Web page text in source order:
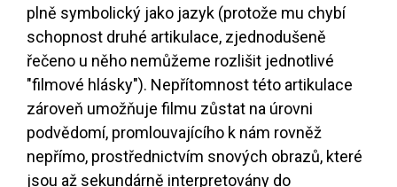
plně symbolický jako jazyk (protože mu chybí
schopnost druhé artikulace, zjednodušeně
řečeno u něho nemůžeme rozlišit jednotlivé
"filmové hlásky"). Nepřítomnost této artikulace
zároveň umožňuje filmu zůstat na úrovni
podvědomí, promlouvajícího k nám rovněž
nepřímo, prostřednictvím snových obrazů, které
jsou až sekundárně interpretovány do